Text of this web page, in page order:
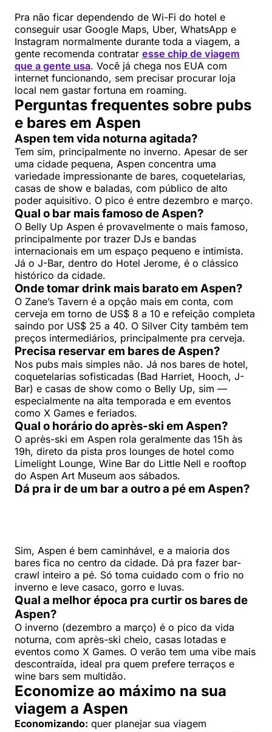
Pra não ficar dependendo de Wi-Fi do hotel e
conseguir usar Google Maps, Uber, WhatsApp e
Instagram normalmente durante toda a viagem, a
gente recomenda contratar esse chip de viagem
que a gente usa. Você já chega nos EUA com
internet funcionando, sem precisar procurar loja
local nem gastar fortuna em roaming.
Perguntas frequentes sobre pubs
e bares em Aspen
Aspen tem vida noturna agitada?
Tem sim, principalmente no inverno. Apesar de ser
uma cidade pequena, Aspen concentra uma
variedade impressionante de bares, coquetelarias,
casas de show e baladas, com público de alto
poder aquisitivo. O pico é entre dezembro e março.
Qual o bar mais famoso de Aspen?
O Belly Up Aspen é provavelmente o mais famoso,
principalmente por trazer DJs e bandas
internacionais em um espaço pequeno e intimista.
Já o J-Bar, dentro do Hotel Jerome, é o clássico
histórico da cidade.
Onde tomar drink mais barato em Aspen?
O Zane’s Tavern é a opção mais em conta, com
cerveja em torno de US$ 8 a 10 e refeição completa
saindo por US$ 25 a 40. O Silver City também tem
preços intermediários, principalmente pra cerveja.
Precisa reservar em bares de Aspen?
Nos pubs mais simples não. Já nos bares de hotel,
coquetelarias sofisticadas (Bad Harriet, Hooch, J-
Bar) e casas de show como o Belly Up, sim —
especialmente na alta temporada e em eventos
como X Games e feriados.
Qual o horário do après-ski em Aspen?
O après-ski em Aspen rola geralmente das 15h às
19h, direto da pista pros lounges de hotel como
Limelight Lounge, Wine Bar do Little Nell e rooftop
do Aspen Art Museum aos sábados.
Dá pra ir de um bar a outro a pé em Aspen?
Sim, Aspen é bem caminhável, e a maioria dos
bares fica no centro da cidade. Dá pra fazer bar-
crawl inteiro a pé. Só toma cuidado com o frio no
inverno e leve casaco, gorro e luvas.
Qual a melhor época pra curtir os bares de
Aspen?
O inverno (dezembro a março) é o pico da vida
noturna, com après-ski cheio, casas lotadas e
eventos como X Games. O verão tem uma vibe mais
descontraída, ideal pra quem prefere terraços e
wine bars sem multidão.
Economize ao máximo na sua
viagem a Aspen
Economizando: quer planejar sua viagem